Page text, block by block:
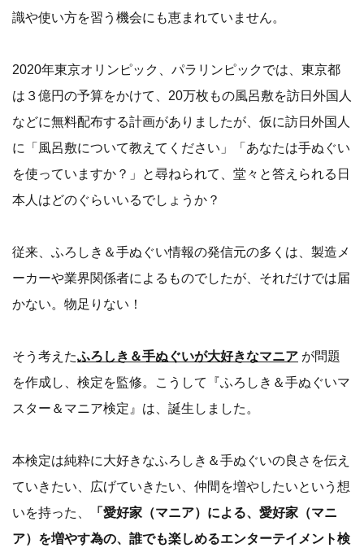
識や使い方を習う機会にも恵まれていません。
2020年東京オリンピック、パラリンピックでは、東京都
は３億円の予算をかけて、20万枚もの風呂敷を訪日外国人
などに無料配布する計画がありましたが、仮に訪日外国人
に「風呂敷について教えてください」「あなたは手ぬぐい
を使っていますか？」と尋ねられて、堂々と答えられる日
本人はどのぐらいいるでしょうか？
従来、ふろしき＆手ぬぐい情報の発信元の多くは、製造メ
ーカーや業界関係者によるものでしたが、それだけでは届
かない。物足りない！
そう考えたふろしき＆手ぬぐいが大好きなマニア が問題
を作成し、検定を監修。こうして『ふろしき＆手ぬぐいマ
スター＆マニア検定』は、誕生しました。
本検定は純粋に大好きなふろしき＆手ぬぐいの良さを伝え
ていきたい、広げていきたい、仲間を増やしたいという想
いを持った、
「愛好家（マニア）による、愛好家（マニ
ア）を増やす為の、誰でも楽しめるエンターテイメント検